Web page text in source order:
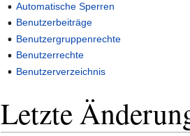
Automatische Sperren
Benutzerbeiträge
Benutzergruppenrechte
Benutzerrechte
Benutzerverzeichnis
Letzte